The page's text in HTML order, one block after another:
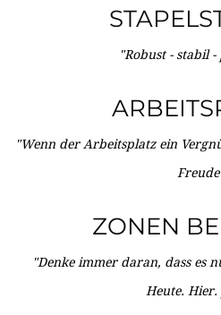
"Robust - stabil
"Wenn der Arbeitsplatz ein
ZONEN
"Denke immer daran, dass es
Heute. Hier.